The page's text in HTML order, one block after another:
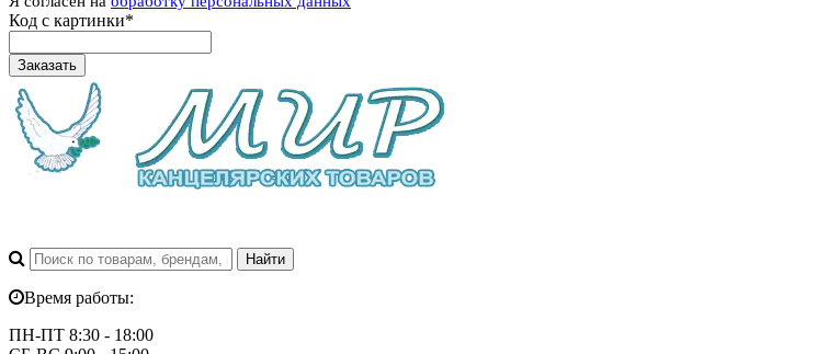
Код с картинки*
Заказать
Время работы:
ПН-ПТ 8:30 - 18:00